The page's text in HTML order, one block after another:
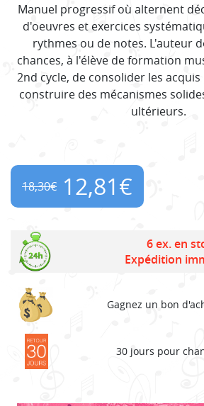
Manuel progressif où alternent
d'oeuvres et exercices
rythmes ou de notes. L'auteur
chances, à l'élève de formation
2nd cycle, de consolider les acquis
construire des mécanismes
ultérieurs.
18,30€
Original
18,30€.
12,81€
Current
12,81€.
6 ex. en
Expédition
Gagnez un bon
30 jours pour